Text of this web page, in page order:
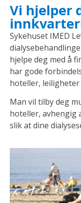
Vi hjelper
Sykehuset IMED
hjelpe deg med å
har gode
hoteller,
Man vil tilby deg
hoteller, avhengig
slik at dine